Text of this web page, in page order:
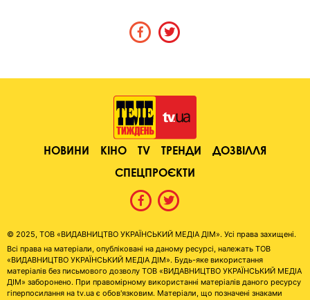
НОВИНИ КІНО TV ТРЕНДИ
ДОЗВІЛЛЯ
СПЕЦПРОЄКТИ
© 2025, ТОВ «ВИДАВНИЦТВО УКРАЇНСЬКИЙ МЕДІА ДІМ». Усі права захищені.
Всі права на матеріали, опубліковані на даному ресурсі, належать ТОВ
«ВИДАВНИЦТВО УКРАЇНСЬКИЙ МЕДІА ДІМ». Будь-яке використання
матеріалів без письмового дозволу ТОВ «ВИДАВНИЦТВО УКРАЇНСЬКИЙ МЕДІА
ДІМ» заборонено. При правомірному використанні матеріалів даного ресурсу
гіперпосилання на tv.ua є обов'язковим. Матеріали, що позначені знаками